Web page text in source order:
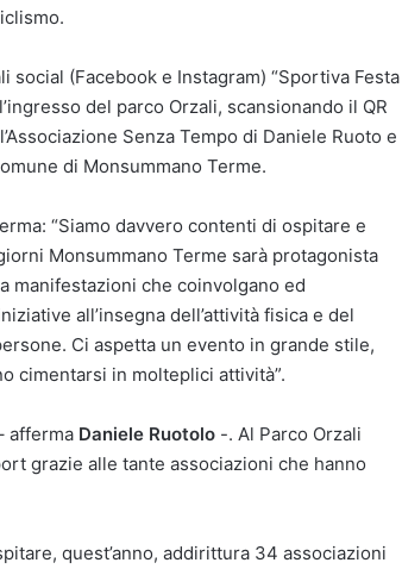
social (Facebook e Instagram) “Sportiva Festa
del parco Orzali, scansionando il QR
Senza Tempo di Daniele Ruoto e
di Monsummano Terme.
“Siamo davvero contenti di ospitare e
Monsummano Terme sarà protagonista
manifestazioni che coinvolgano ed
all’insegna dell’attività fisica e del
Ci aspetta un evento in grande stile,
cimentarsi in molteplici attività”.
afferma Daniele Ruotolo -. Al Parco Orzali
grazie alle tante associazioni che hanno
quest’anno, addirittura 34 associazioni